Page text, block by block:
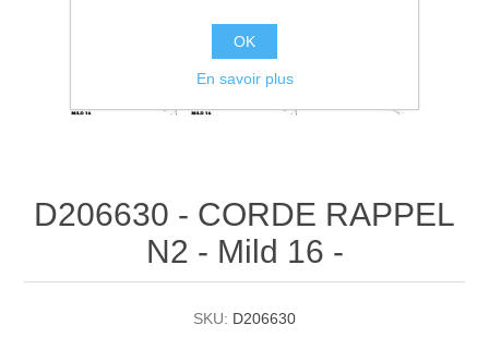
D206630 - CORDE RAPPEL
N2 - Mild 16 -
SKU: D206630
OK
En savoir plus